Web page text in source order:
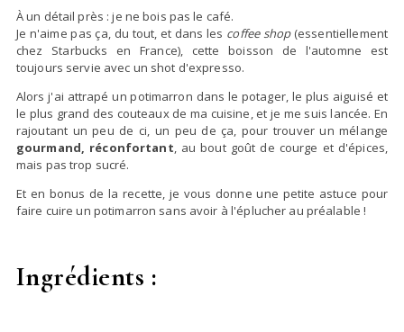
À un détail près : je ne bois pas le café.
Je n'aime pas ça, du tout, et dans les coffee shop (essentiellement
chez Starbucks en France), cette boisson de l'automne est
toujours servie avec un shot d'expresso.
Alors j'ai attrapé un potimarron dans le potager, le plus aiguisé et
le plus grand des couteaux de ma cuisine, et je me suis lancée. En
rajoutant un peu de ci, un peu de ça, pour trouver un mélange
gourmand, réconfortant, au bout goût de courge et d'épices,
mais pas trop sucré.
Et en bonus de la recette, je vous donne une petite astuce pour
faire cuire un potimarron sans avoir à l'éplucher au préalable !
Ingrédients :